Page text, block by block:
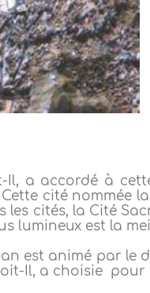
Il, a accordé à
cité nommée
les cités, la Cité
lumineux est la
est animé par le
Il, a choisie pour